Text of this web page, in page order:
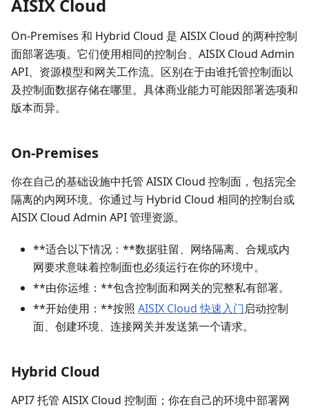
AISIX Cloud
On-Premises 和 Hybrid Cloud 是 AISIX Cloud 的两种控制
面部署选项。它们使用相同的控制台、AISIX Cloud Admin
API、资源模型和网关工作流。区别在于由谁托管控制面以
及控制面数据存储在哪里。具体商业能力可能因部署选项和
版本而异。
On-Premises
你在自己的基础设施中托管 AISIX Cloud 控制面，包括完全
隔离的内网环境。你通过与 Hybrid Cloud 相同的控制台或
AISIX Cloud Admin API 管理资源。
**适合以下情况：**数据驻留、网络隔离、合规或内
网要求意味着控制面也必须运行在你的环境中。
**由你运维：**包含控制面和网关的完整私有部署。
**开始使用：**按照 AISIX Cloud 快速入门启动控制
面、创建环境、连接网关并发送第一个请求。
Hybrid Cloud
API7 托管 AISIX Cloud 控制面；你在自己的环境中部署网